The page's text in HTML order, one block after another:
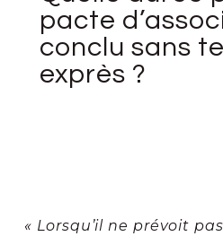
pacte
conclu sans
exprès ?
« Lorsqu’il ne prévoit